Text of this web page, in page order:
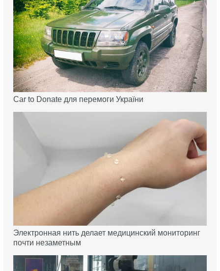
Car to Donate для перемоги України
Электронная нить делает медицинский мониторинг
почти незаметным